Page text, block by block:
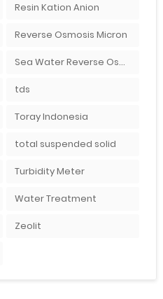
Resin Kation Anion
Reverse Osmosis Micron
Sea Water Reverse Osmosis
tds
Toray Indonesia
total suspended solid
Turbidity Meter
Water Treatment
Zeolit